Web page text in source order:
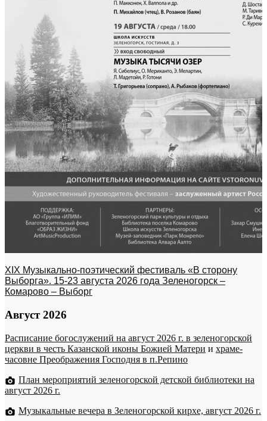
XIX Музыкально-поэтический фестиваль «В сторону
Выборга». 15-23 августа 2026 года Зеленогорск –
Комарово – Выборг
Август 2026
Расписание богослужений на август 2026 г. в зеленогорской
церкви в честь Казанской иконы Божией Матери и храме-
часовне Преображения Господня в п.Репино
План мероприятий зеленогорской детской библиотеки на
август 2026 г.
Музыкальные вечера в Зеленогорской кирхе, август 2026 г.